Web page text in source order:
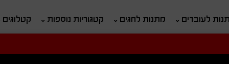
לעובדים מתנות לחגים קטגוריות נוספות קטלוגים